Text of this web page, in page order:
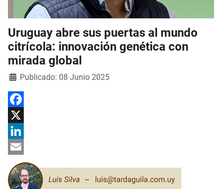
Uruguay abre sus puertas al mundo
citrícola: innovación genética con
mirada global
DetallesPublicado: 08 Junio 2025
Facebook
X
LinkedIn
Email